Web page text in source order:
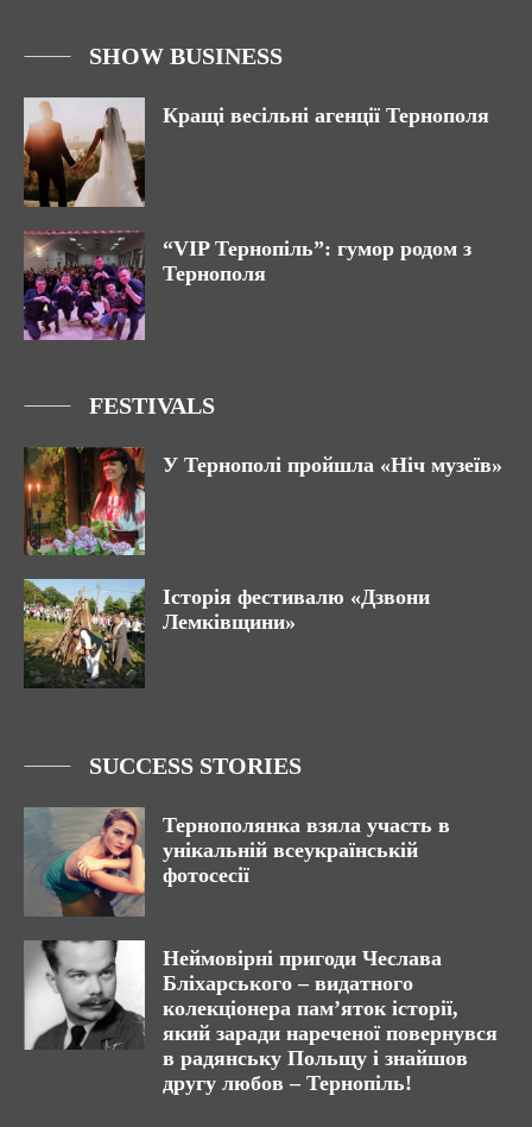
SHOW BUSINESS
Кращі весільні агенції Тернополя
“VIP Тернопіль”: гумор родом з
Тернополя
FESTIVALS
У Тернополі пройшла «Ніч музеїв»
Історія фестивалю «Дзвони
Лемківщини»
SUCCESS STORIES
Тернополянка взяла участь в
унікальній всеукраїнській
фотосесії
Неймовірні пригоди Чеслава
Бліхарського – видатного
колекціонера пам’яток історії,
який заради нареченої повернувся
в радянську Польщу і знайшов
другу любов – Тернопіль!